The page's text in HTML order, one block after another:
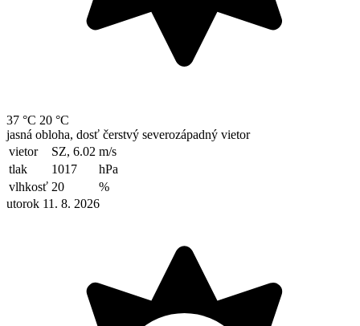
37 °C 20 °C
jasná obloha, dosť čerstvý severozápadný vietor
vietor
SZ, 6.02 m/s
tlak
1017
hPa
vlhkosť 20
%
utorok 11. 8. 2026